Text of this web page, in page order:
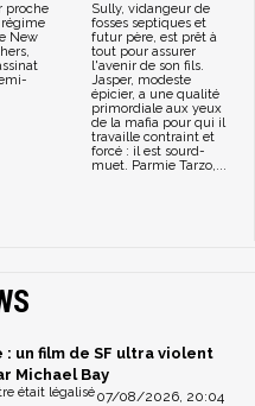
proche
New
Sully, vidangeur de
fosses septiques et
futur père, est prêt à
tout pour assurer
l'avenir de son fils.
Jasper, modeste
épicier, a une qualité
primordiale aux yeux
de la mafia pour qui il
travaille contraint et
forcé : il est sourd-
muet. Parmie Tarzo,...
: un film de SF ultra violent
Michael Bay
07/08/2026, 20:04
était légalisé